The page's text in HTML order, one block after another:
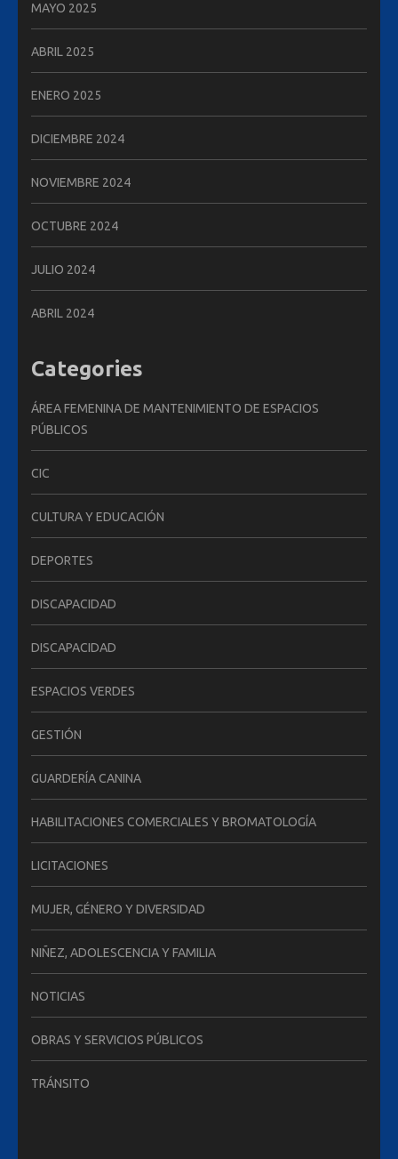
MAYO 2025
ABRIL 2025
ENERO 2025
DICIEMBRE 2024
NOVIEMBRE 2024
OCTUBRE 2024
JULIO 2024
ABRIL 2024
Categories
ÁREA FEMENINA DE MANTENIMIENTO DE ESPACIOS
PÚBLICOS
CIC
CULTURA Y EDUCACIÓN
DEPORTES
DISCAPACIDAD
DISCAPACIDAD
ESPACIOS VERDES
GESTIÓN
GUARDERÍA CANINA
HABILITACIONES COMERCIALES Y BROMATOLOGÍA
LICITACIONES
MUJER, GÉNERO Y DIVERSIDAD
NIÑEZ, ADOLESCENCIA Y FAMILIA
NOTICIAS
OBRAS Y SERVICIOS PÚBLICOS
TRÁNSITO